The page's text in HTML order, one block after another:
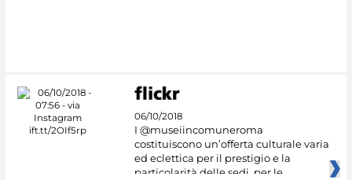
06/10/2018
I @museiincomuneroma
costituiscono un’offerta culturale varia
ed eclettica per il prestigio e la
particolarità delle sedi, per le